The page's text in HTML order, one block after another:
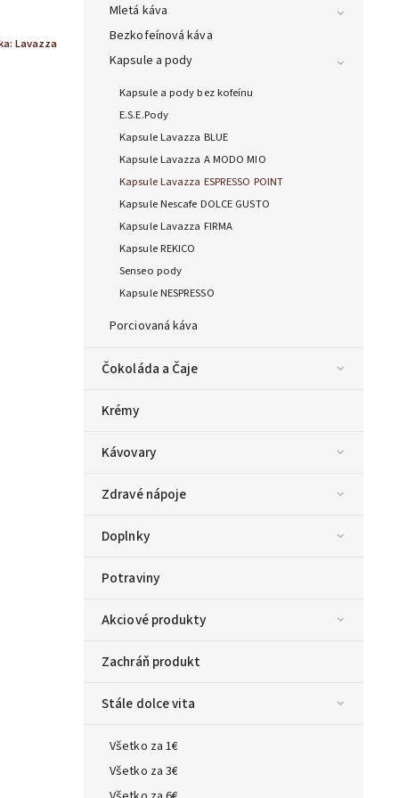
Mletá káva
Bezkofeínová káva
Kapsule a pody
Kapsule a pody bez kofeínu
E.S.E.Pody
Kapsule Lavazza BLUE
Kapsule Lavazza A MODO MIO
Kapsule Lavazza ESPRESSO POINT
Kapsule Nescafe DOLCE GUSTO
Kapsule Lavazza FIRMA
Kapsule REKICO
Senseo pody
Kapsule NESPRESSO
Porciovaná káva
Čokoláda a Čaje
Krémy
Kávovary
Zdravé nápoje
Doplnky
Potraviny
Akciové produkty
Zachráň produkt
Stále dolce vita
Všetko za 1€
Všetko za 3€
Lavazza